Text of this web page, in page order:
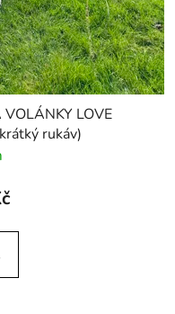
VOLÁNKY LOVE
rukáv)